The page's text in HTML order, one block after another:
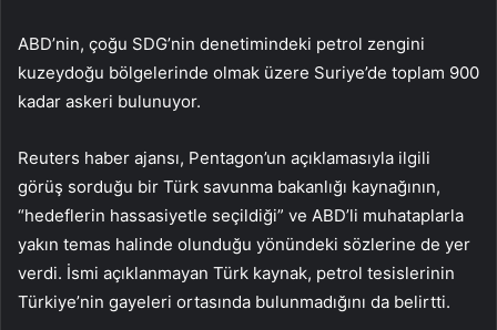
ABD’nin, çoğu SDG’nin denetimindeki petrol zengini
kuzeydoğu bölgelerinde olmak üzere Suriye’de toplam 900
kadar askeri bulunuyor.
Reuters haber ajansı, Pentagon’un açıklamasıyla ilgili
görüş sorduğu bir Türk savunma bakanlığı kaynağının,
“hedeflerin hassasiyetle seçildiği” ve ABD’li muhataplarla
yakın temas halinde olunduğu yönündeki sözlerine de yer
verdi. İsmi açıklanmayan Türk kaynak, petrol tesislerinin
Türkiye’nin gayeleri ortasında bulunmadığını da belirtti.